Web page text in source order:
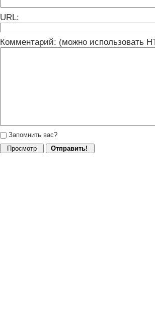
URL:
Комментарий: (можно использовать
Запомнить вас?